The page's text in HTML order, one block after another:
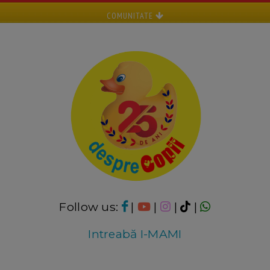
COMUNITATE
Follow us: | | |
|
Intreabă I-MAMI